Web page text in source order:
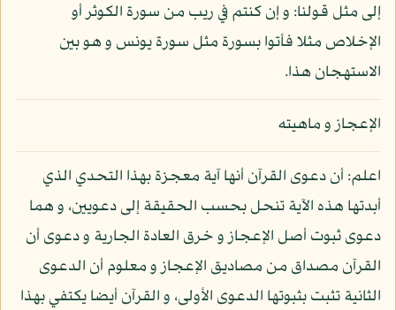
إلى مثل قولنا: و إن كنتم في ريب من سورة الكوثر أو
الإخلاص مثلا فأتوا بسورة مثل سورة يونس و هو بين
الاستهجان هذا.
الإعجاز و ماهيته
اعلم: أن دعوى القرآن أنها آية معجزة بهذا التحدي الذي
أبدتها هذه الآية تنحل بحسب الحقيقة إلى دعويين، و هما
دعوى ثبوت أصل الإعجاز و خرق العادة الجارية و دعوى أن
القرآن مصداق من مصاديق الإعجاز و معلوم أن الدعوى
الثانية تثبت بثبوتها الدعوى الأولى، و القرآن أيضا يكتفي بهذا